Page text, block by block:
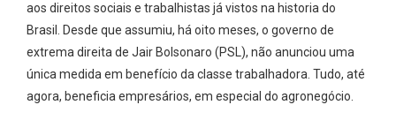
aos direitos sociais e trabalhistas já vistos na historia do
Brasil. Desde que assumiu, há oito meses, o governo de
extrema direita de Jair Bolsonaro (PSL), não anunciou uma
única medida em benefício da classe trabalhadora. Tudo, até
agora, beneficia empresários, em especial do agronegócio.